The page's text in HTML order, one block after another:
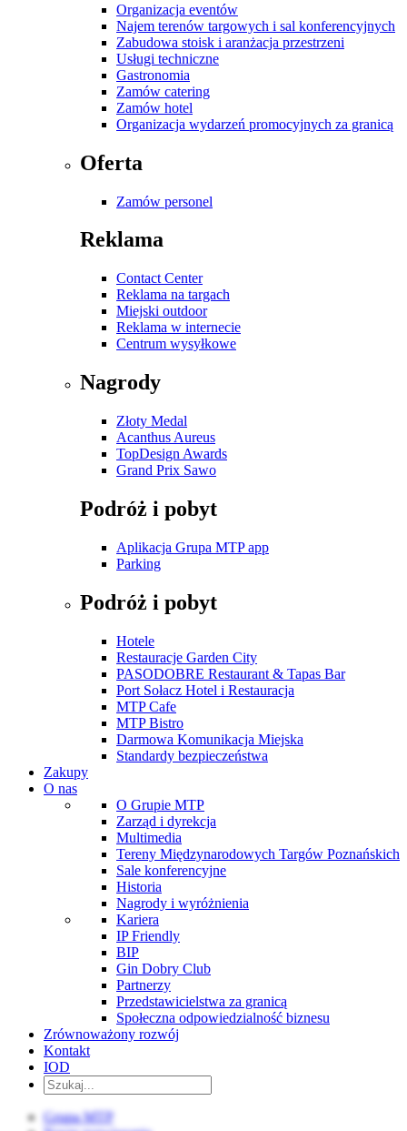
Organizacja eventów
Najem terenów targowych i sal konferencyjnych
Zabudowa stoisk i aranżacja przestrzeni
Usługi techniczne
Gastronomia
Zamów catering
Zamów hotel
Organizacja wydarzeń promocyjnych za granicą
Oferta
Zamów personel
Reklama
Contact Center
Reklama na targach
Miejski outdoor
Reklama w internecie
Centrum wysyłkowe
Nagrody
Złoty Medal
Acanthus Aureus
TopDesign Awards
Grand Prix Sawo
Podróż i pobyt
Aplikacja Grupa MTP app
Parking
Podróż i pobyt
Hotele
Restauracje Garden City
PASODOBRE Restaurant & Tapas Bar
Port Sołacz Hotel i Restauracja
MTP Cafe
MTP Bistro
Darmowa Komunikacja Miejska
Standardy bezpieczeństwa
Zakupy
O nas
O Grupie MTP
Zarząd i dyrekcja
Multimedia
Tereny Międzynarodowych Targów Poznańskich
Sale konferencyjne
Historia
Nagrody i wyróżnienia
Kariera
IP Friendly
BIP
Gin Dobry Club
Partnerzy
Przedstawicielstwa za granicą
Społeczna odpowiedzialność biznesu
Zrównoważony rozwój
Kontakt
IOD
Grupa MTP